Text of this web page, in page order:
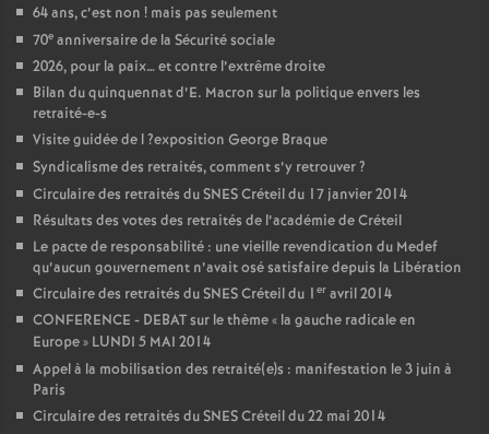
64 ans, c’est non ! mais pas seulement
70e anniversaire de la Sécurité sociale
2026, pour la paix… et contre l’extrême droite
Bilan du quinquennat d’E. Macron sur la politique envers les
retraité-e-s
Visite guidée de l?exposition George Braque
Syndicalisme des retraités, comment s’y retrouver?
Circulaire des retraités duSNESCréteil du 17 janvier 2014
Résultats des votes des retraités de l’académie de Créteil
Le pacte de responsabilité : une vieille revendication du Medef
qu’aucun gouvernement n’avait osé satisfaire depuis la Libération
Circulaire des retraités duSNESCréteil du 1 er avril 2014
CONFERENCE - DEBATsur le thème « la gauche radicale en
Europe» LUNDI 5 MAI 2014
Appel à la mobilisation des retraité(e)s : manifestation le 3 juin à
Paris
Circulaire des retraités duSNESCréteil du 22 mai 2014